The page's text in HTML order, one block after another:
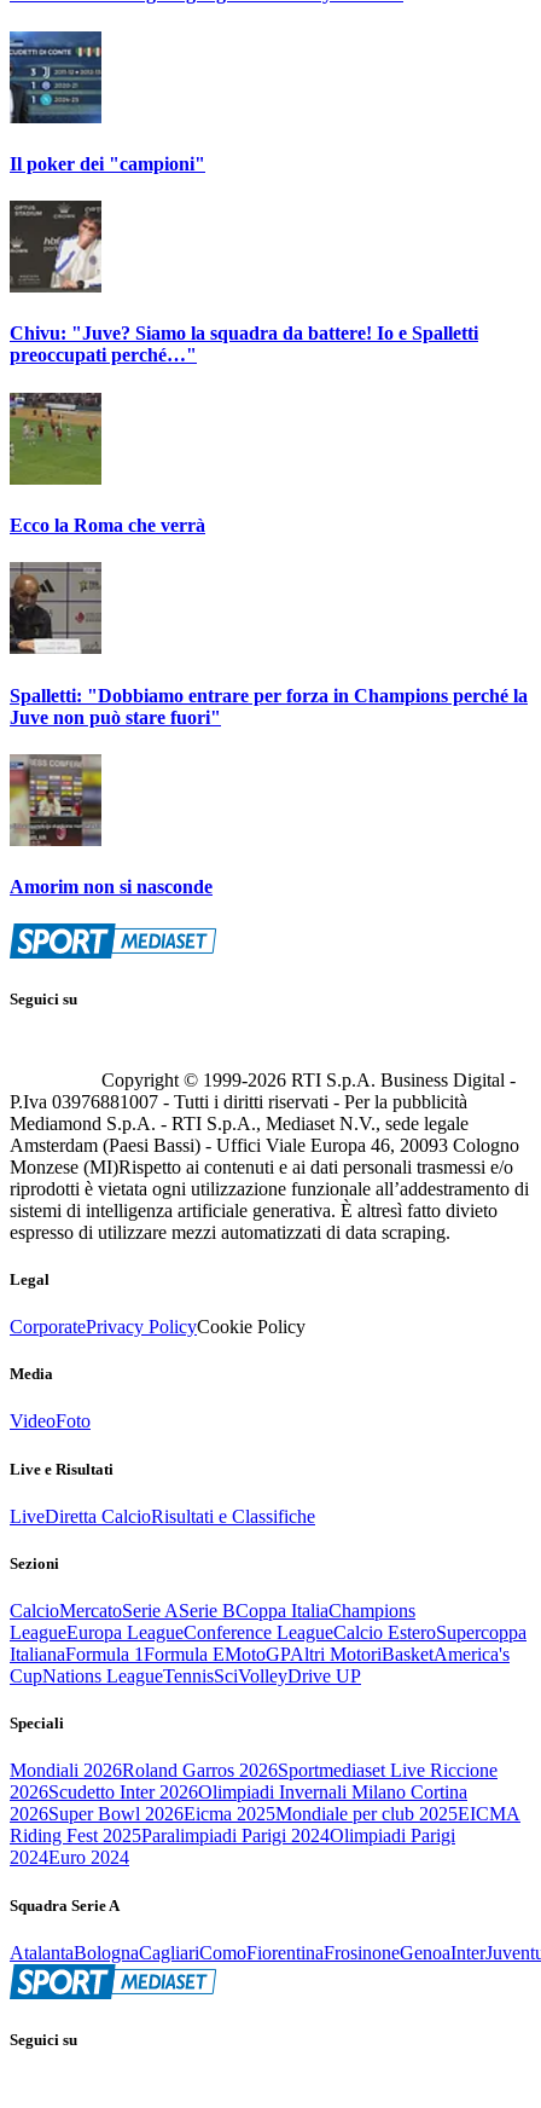
Il poker dei "campioni"
Chivu: "Juve? Siamo la squadra da battere! Io e Spalletti
preoccupati perché…"
Ecco la Roma che verrà
Spalletti: "Dobbiamo entrare per forza in Champions perché la
Juve non può stare fuori"
Amorim non si nasconde
Seguici su
Copyright © 1999-2026 RTI S.p.A. Business Digital -
P.Iva 03976881007 - Tutti i diritti riservati - Per la pubblicità
Mediamond S.p.A. - RTI S.p.A., Mediaset N.V., sede legale
Amsterdam (Paesi Bassi) - Uffici Viale Europa 46, 20093 Cologno
Monzese (MI)Rispetto ai contenuti e ai dati personali trasmessi e/o
riprodotti è vietata ogni utilizzazione funzionale all’addestramento di
sistemi di intelligenza artificiale generativa. È altresì fatto divieto
espresso di utilizzare mezzi automatizzati di data scraping.
Legal
CorporatePrivacy PolicyCookie Policy
Media
VideoFoto
Live e Risultati
LiveDiretta CalcioRisultati e Classifiche
Sezioni
CalcioMercatoSerie ASerie BCoppa ItaliaChampions
LeagueEuropa LeagueConference LeagueCalcio EsteroSupercoppa
ItalianaFormula 1Formula EMotoGPAltri MotoriBasketAmerica's
CupNations LeagueTennisSciVolleyDrive UP
Speciali
Mondiali 2026Roland Garros 2026Sportmediaset Live Riccione
2026Scudetto Inter 2026Olimpiadi Invernali Milano Cortina
2026Super Bowl 2026Eicma 2025Mondiale per club 2025EICMA
Riding Fest 2025Paralimpiadi Parigi 2024Olimpiadi Parigi
2024Euro 2024
Squadra Serie A
AtalantaBolognaCagliariComoFiorentinaFrosinoneGenoaInter
Seguici su